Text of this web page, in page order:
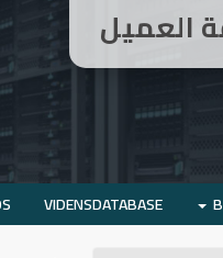
العميل
VIDENSDATABASE